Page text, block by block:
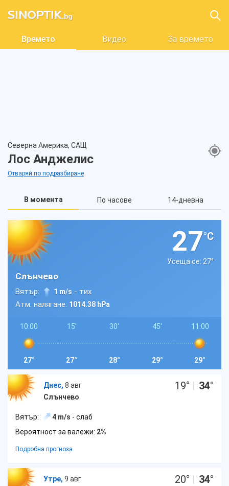
Времето Видео За времето
Северна Америка, САЩ
Лос Анджелис
Отваряй по подразбиране
В момента По часове 14-дневна
27°C
Усеща се: 27°
Слънчево
Вятър: 1 m/s - тих
Атм. налягане: 1014.38 hPa
10:00
27°
15'
27°
30'
28°
45'
29°
11:00
29°
Днес, 8 авг
Слънчево
19° | 34°
Вятър: 4 m/s - слаб
Вероятност за валежи: 2%
Подробна прогноза
Утре, 9 авг
20° | 34°